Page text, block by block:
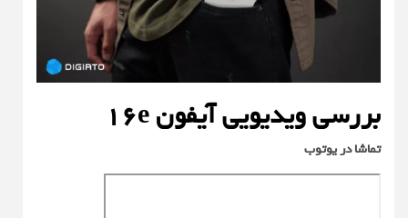
بررسی ویدیویی آیفون 16e
تماشا در یوتوب